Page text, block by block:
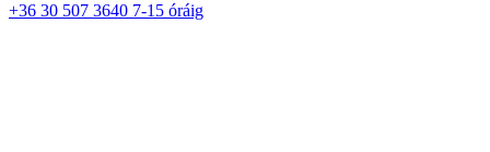
+36 30 507 3640 7-15 óráig